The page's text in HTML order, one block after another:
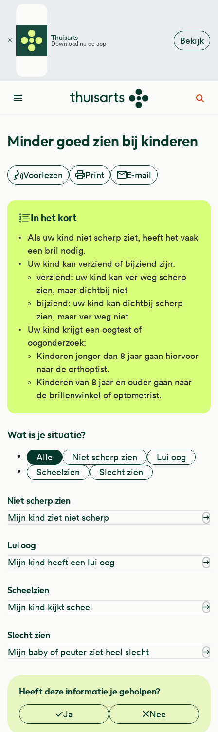
Thuisarts
Download nu de app Bekijk
Sluiten
Menu
Minder goed zien bij kinderen
Voorlezen Print E-mail
In het kort
Als uw kind niet scherp ziet, heeft het vaak
een bril nodig.
Uw kind kan verziend of bijziend zijn:
verziend: uw kind kan ver weg scherp
zien, maar dichtbij niet
bijziend: uw kind kan dichtbij scherp
zien, maar ver weg niet
Uw kind krijgt een oogtest of
oogonderzoek:
Kinderen jonger dan 8 jaar gaan hiervoor
naar de orthoptist.
Kinderen van 8 jaar en ouder gaan naar
de brillenwinkel of optometrist.
Wat is je situatie?
Alle Niet scherp zien
Lui oog
Scheelzien
Slecht zien
Niet scherp zien
Mijn kind ziet niet scherp
Lui oog
Mijn kind heeft een lui oog
Scheelzien
Mijn kind kijkt scheel
Slecht zien
Mijn baby of peuter ziet heel slecht
NHG
Heeft deze informatie je geholpen?
Vond je deze informatie nuttig?
Ja Nee